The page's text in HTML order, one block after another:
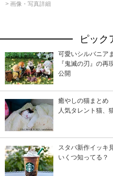
> 画像・写真詳細
ピック
可愛いシルバニア
『鬼滅の刃』の
公開
癒やしの猫まとめ
人気タレント猫、
スタバ新作イッキ
いくつ知ってる